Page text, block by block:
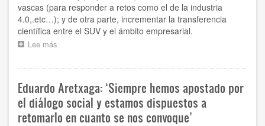
vascas (para responder a retos como el de la industria
4.0,.etc…); y de otra parte, incrementar la transferencia
científica entre el SUV y el ámbito empresarial.
Lee más
un
reportaje
de
ETB
Eduardo Aretxaga: ‘Siempre hemos apostado por
el diálogo social y estamos dispuestos a
retomarlo en cuanto se nos convoque’